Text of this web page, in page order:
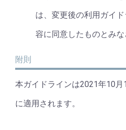
は、変更後の利用ガイ
容に同意したものとみな
附則
本ガイドラインは2021年10
に適用されます。